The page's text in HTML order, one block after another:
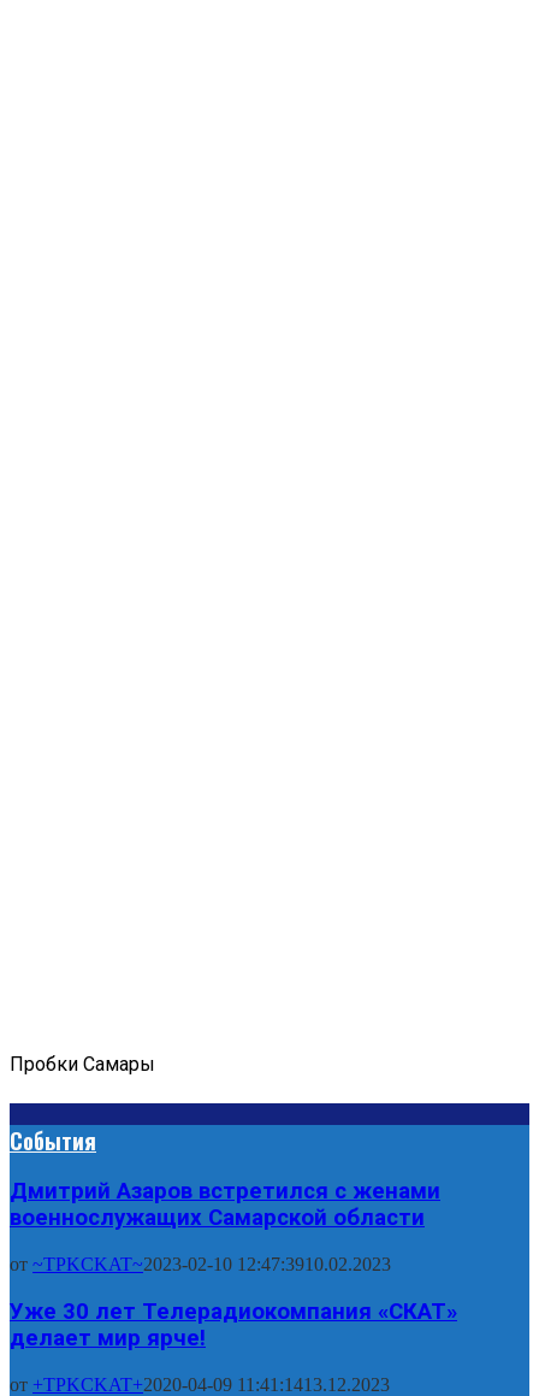
Пробки Самары
События
Дмитрий Азаров встретился с женами
военнослужащих Самарской области
от ~TPKCKAT~2023-02-10 12:47:3910.02.2023
Уже 30 лет Телерадиокомпания «СКАТ»
делает мир ярче!
от +TPKCKAT+2020-04-09 11:41:1413.12.2023